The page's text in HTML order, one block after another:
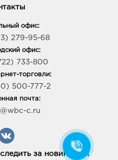
офис:
279-95-68
офис:
733-800
торговли:
500-777-2
почта:
c.ru
за новинками!